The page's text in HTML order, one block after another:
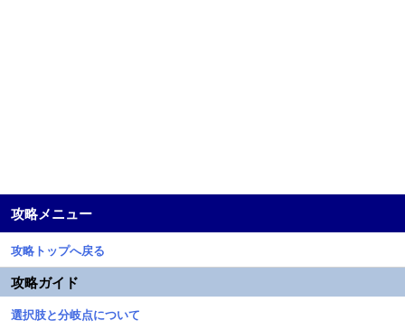
攻略メニュー
攻略トップへ戻る
攻略ガイド
選択肢と分岐点について